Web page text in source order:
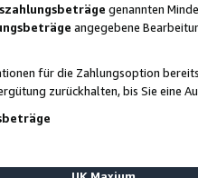
genannten
angegebene
für die Zahlungsoption
zurückhalten, bis Sie